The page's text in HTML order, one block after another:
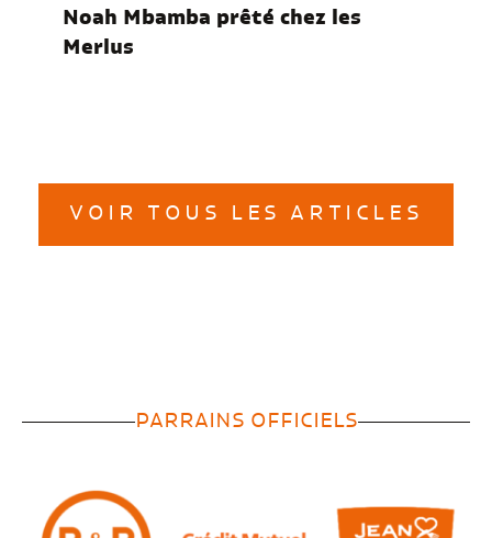
Noah Mbamba prêté chez les
Merlus
VOIR TOUS LES ARTICLES
PARRAINS OFFICIELS